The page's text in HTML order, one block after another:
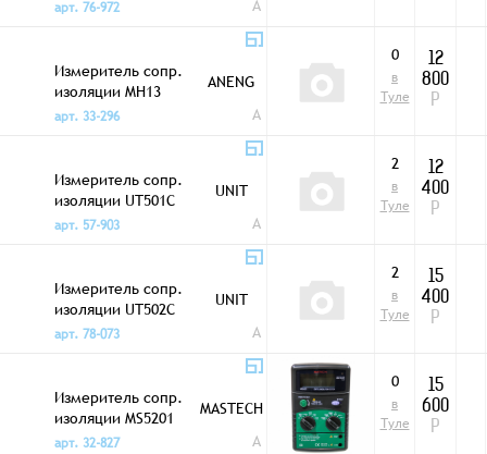
арт. 76-972
A
Измеритель сопр.
изоляции MH13
ANENG
арт. 33-296
A
0
в
Туле
12
800
Р
Измеритель сопр.
изоляции UT501C
UNIT
арт. 57-903
A
2
в
Туле
12
400
Р
Измеритель сопр.
изоляции UT502C
UNIT
арт. 78-073
A
2
в
Туле
15
400
Р
Измеритель сопр.
изоляции MS5201
MASTECH
арт. 32-827
A
0
в
Туле
15
600
Р